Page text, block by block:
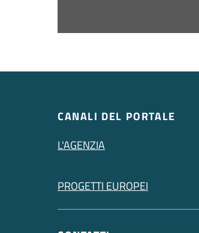
CANALI DEL PORTALE
L'AGENZIA
PROGETTI EUROPEI